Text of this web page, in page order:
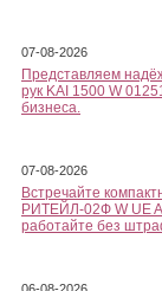
07-08-2026
Представляем
рук KAI 1500 W
бизнеса.
07-08-2026
Встречайте
РИТЕЙЛ-02Ф W UE
работайте без